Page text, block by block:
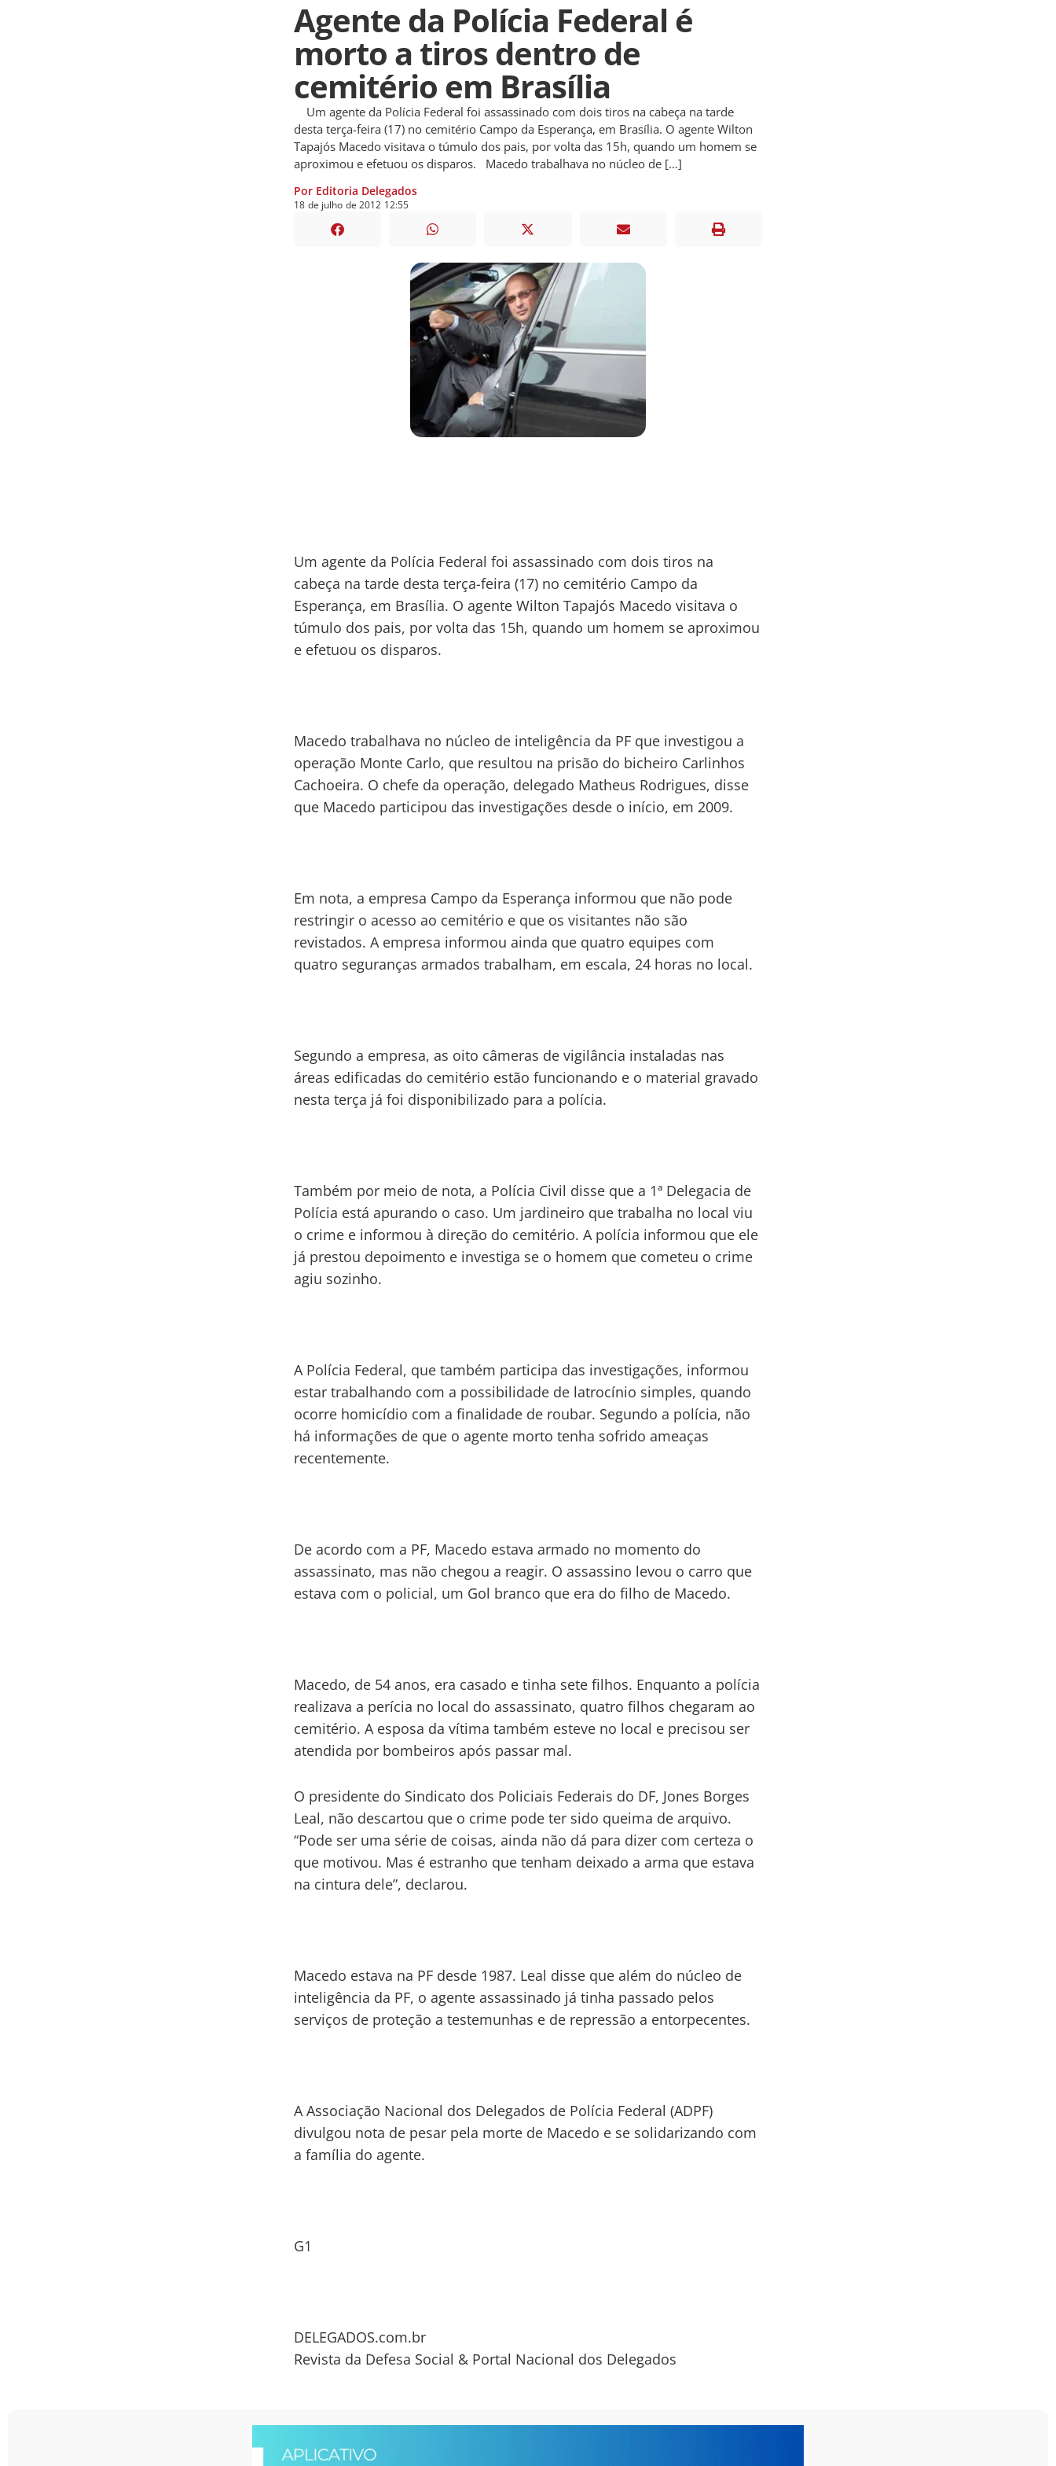
Agente da Polícia Federal é
morto a tiros dentro de
cemitério em Brasília
Um agente da Polícia Federal foi assassinado com dois tiros na cabeça na tarde
desta terça-feira (17) no cemitério Campo da Esperança, em Brasília. O agente Wilton
Tapajós Macedo visitava o túmulo dos pais, por volta das 15h, quando um homem se
aproximou e efetuou os disparos. Macedo trabalhava no núcleo de […]
Por Editoria Delegados
18 de julho de2012 12:55
Um agente da Polícia Federal foi assassinado com dois tiros na
cabeça na tarde desta terça-feira (17) no cemitério Campo da
Esperança, em Brasília. O agente Wilton Tapajós Macedo visitava o
túmulo dos pais, por volta das 15h, quando um homem se aproximou
e efetuou os disparos.
Macedo trabalhava no núcleo de inteligência da PF que investigou a
operação Monte Carlo, que resultou na prisão do bicheiro Carlinhos
Cachoeira. O chefe da operação, delegado Matheus Rodrigues, disse
que Macedo participou das investigações desde o início, em 2009.
Em nota, a empresa Campo da Esperança informou que não pode
restringir o acesso ao cemitério e que os visitantes não são
revistados. A empresa informou ainda que quatro equipes com
quatro seguranças armados trabalham, em escala, 24 horas no local.
Segundo a empresa, as oito câmeras de vigilância instaladas nas
áreas edificadas do cemitério estão funcionando e o material gravado
nesta terça já foi disponibilizado para a polícia.
Também por meio de nota, a Polícia Civil disse que a 1ª Delegacia de
Polícia está apurando o caso. Um jardineiro que trabalha no local viu
o crime e informou à direção do cemitério. A polícia informou que ele
já prestou depoimento e investiga se o homem que cometeu o crime
agiu sozinho.
A Polícia Federal, que também participa das investigações, informou
estar trabalhando com a possibilidade de latrocínio simples, quando
ocorre homicídio com a finalidade de roubar. Segundo a polícia, não
há informações de que o agente morto tenha sofrido ameaças
recentemente.
De acordo com a PF, Macedo estava armado no momento do
assassinato, mas não chegou a reagir. O assassino levou o carro que
estava com o policial, um Gol branco que era do filho de Macedo.
Macedo, de 54 anos, era casado e tinha sete filhos. Enquanto a polícia
realizava a perícia no local do assassinato, quatro filhos chegaram ao
cemitério. A esposa da vítima também esteve no local e precisou ser
atendida por bombeiros após passar mal.
O presidente do Sindicato dos Policiais Federais do DF, Jones Borges
Leal, não descartou que o crime pode ter sido queima de arquivo.
“Pode ser uma série de coisas, ainda não dá para dizer com certeza o
que motivou. Mas é estranho que tenham deixado a arma que estava
na cintura dele”, declarou.
Macedo estava na PF desde 1987. Leal disse que além do núcleo de
inteligência da PF, o agente assassinado já tinha passado pelos
serviços de proteção a testemunhas e de repressão a entorpecentes.
A Associação Nacional dos Delegados de Polícia Federal (ADPF)
divulgou nota de pesar pela morte de Macedo e se solidarizando com
a família do agente.
G1
DELEGADOS.com.br
Revista da Defesa Social & Portal Nacional dos Delegados